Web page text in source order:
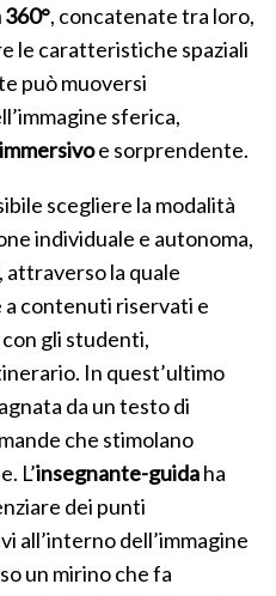
, concatenate tra loro,
le caratteristiche spaziali
può muoversi
sferica,
e sorprendente.
scegliere la modalità
individuale e autonoma,
attraverso la quale
a contenuti riservati e
gli studenti,
In quest’ultimo
da un testo di
che stimolano
L’insegnante-guidaha
dei punti
all’interno dell’immagine
un mirino che fa